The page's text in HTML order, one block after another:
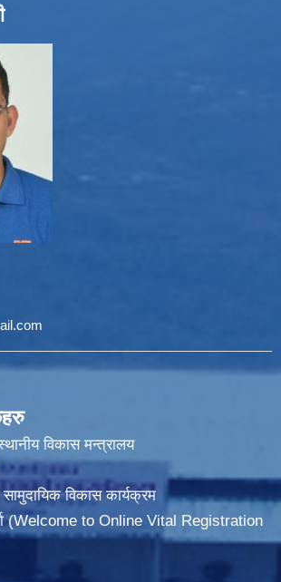
विकास मन्त्रालय
विकास कार्यक्रम
(Welcome to Online Vital Registration